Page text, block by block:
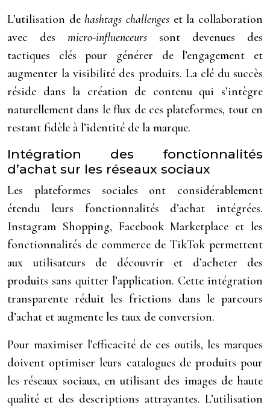
L’utilisation dehashtags challenges et la collaboration
avec des micro-influenceurs sont devenues des
tactiques clés pour générer de l’engagement et
augmenter la visibilité des produits. La clé du succès
réside dans la création de contenu qui s’intègre
naturellement dans le flux de ces plateformes, tout en
restant fidèle à l’identité de la marque.
Intégration des fonctionnalités
d’achat sur les réseaux sociaux
Les plateformes sociales ont considérablement
étendu leurs fonctionnalités d’achat intégrées.
Instagram Shopping, Facebook Marketplace et les
fonctionnalités de commerce de TikTok permettent
aux utilisateurs de découvrir et d’acheter des
produits sans quitter l’application. Cette intégration
transparente réduit les frictions dans le parcours
d’achat et augmente les taux de conversion.
Pour maximiser l’efficacité de ces outils, les marques
doivent optimiser leurs catalogues de produits pour
les réseaux sociaux, en utilisant des images de haute
qualité et des descriptions attrayantes. L’utilisation